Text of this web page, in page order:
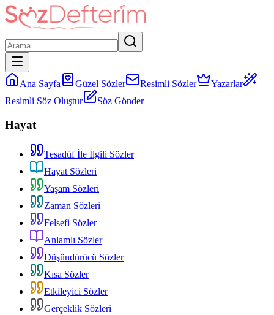
Ana Sayfa Güzel Sözler Resimli Sözler
Yazarlar
Resimli Söz Oluştur
Söz Gönder
Hayat
Tesadüf İle İlgili Sözler
Hayat Sözleri
Yaşam Sözleri
Zaman Sözleri
Felsefi Sözler
Anlamlı Sözler
Düşündürücü Sözler
Kısa Sözler
Etkileyici Sözler
Gerçeklik Sözleri